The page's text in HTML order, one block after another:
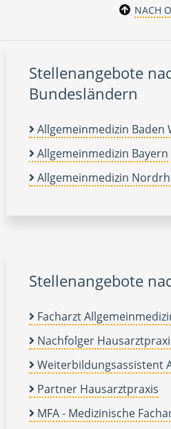
NACH
Stellenangebote
Bundesländern
Allgemeinmedizin
Allgemeinmedizin Bayern
Allgemeinmedizin
Stellenangebote
Facharzt
Nachfolger
Weiterbildungsassistent
Partner Hausarztpraxis
MFA - Medizinische